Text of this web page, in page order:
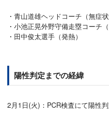
青山道雄ヘッドコーチ（無症状
小池正晃外野守備走塁コーチ（
田中俊太選手（発熱）
陽性判定までの経緯
2月1日(火)：PCR検査にて陽性